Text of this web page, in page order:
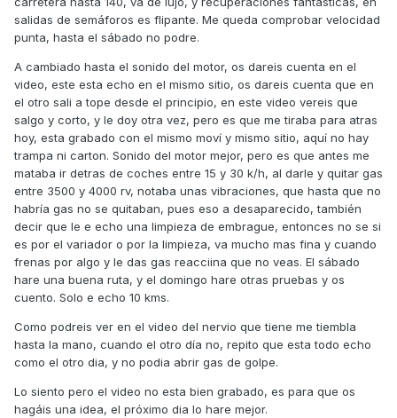
salidas de semáforos es flipante. Me queda comprobar velocidad
punta, hasta el sábado no podre.
A cambiado hasta el sonido del motor, os dareis cuenta en el
video, este esta echo en el mismo sitio, os dareis cuenta que en
el otro sali a tope desde el principio, en este video vereis que
salgo y corto, y le doy otra vez, pero es que me tiraba para atras
hoy, esta grabado con el mismo moví y mismo sitio, aquí no hay
trampa ni carton. Sonido del motor mejor, pero es que antes me
mataba ir detras de coches entre 15 y 30 k/h, al darle y quitar gas
entre 3500 y 4000 rv, notaba unas vibraciones, que hasta que no
habría gas no se quitaban, pues eso a desaparecido, también
decir que le e echo una limpieza de embrague, entonces no se si
es por el variador o por la limpieza, va mucho mas fina y cuando
frenas por algo y le das gas reacciina que no veas. El sábado
hare una buena ruta, y el domingo hare otras pruebas y os
cuento. Solo e echo 10 kms.
Como podreis ver en el video del nervio que tiene me tiembla
hasta la mano, cuando el otro día no, repito que esta todo echo
como el otro dia, y no podia abrir gas de golpe.
Lo siento pero el video no esta bien grabado, es para que os
hagáis una idea, el próximo dia lo hare mejor.